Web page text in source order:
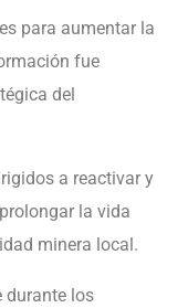
para aumentar la
fue
del
a reactivar y
la vida
minera local.
durante los